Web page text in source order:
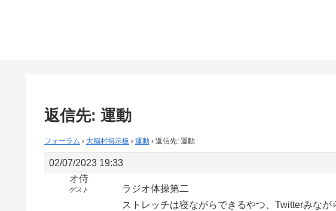
返信先: 運動
フォーラム › 大脳村掲示板 › 運動 › 返信先: 運動
02/07/2023 19:33
オ侍
ゲスト
ラジオ体操第二
ストレッチは寝ながらできるやつ、Twitterみな